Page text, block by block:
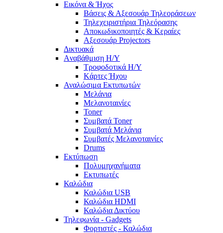
Εικόνα & Ήχος
Βάσεις & Αξεσουάρ Τηλεοράσεων
Τηλεχειριστήρια Τηλεόρασης
Αποκωδικοποιητές & Κεραίες
Αξεσουάρ Projectors
Δικτυακά
Aναβάθμιση Η/Υ
Τροφοδοτικά Η/Υ
Kάρτες Ήχου
Αναλώσιμα Εκτυπωτών
Μελάνια
Μελανοταινίες
Toner
Συμβατά Toner
Συμβατά Μελάνια
Συμβατές Μελανοταινίες
Drums
Εκτύπωση
Πολυμηχανήματα
Εκτυπωτές
Καλώδια
Καλώδια USB
Καλώδια HDMI
Καλώδια Δικτύου
Τηλεφωνία - Gadgets
Φορτιστές - Καλώδια